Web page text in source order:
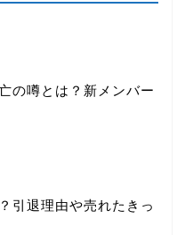
の噂とは？新メンバー
引退理由や売れたきっ